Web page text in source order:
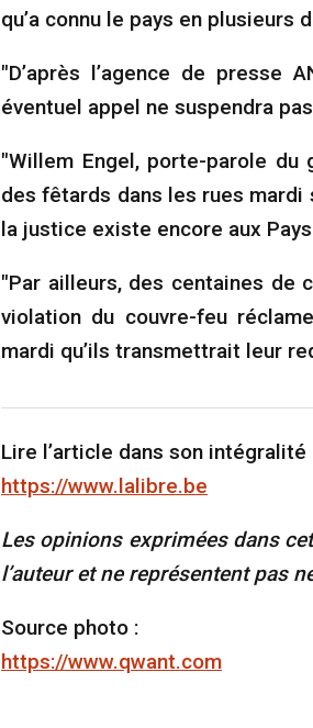
qu’a connu le pays en plusieurs
"D’après l’agence de presse
éventuel appel ne suspendra
"Willem Engel, porte-parole du
des fêtards dans les rues mardi
la justice existe encore aux
"Par ailleurs, des centaines de
violation du couvre-feu
mardi qu’ils transmettrait leur
Lire l’article dans son intégralité
https://www.lalibre.be
Les opinions exprimées dans
l’auteur et ne représentent pas
Source photo :
https://www.qwant.com